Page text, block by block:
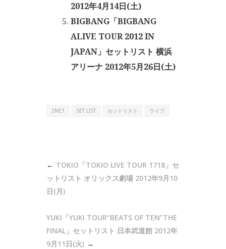
2012年4月14日(土)
BIGBANG「BIGBANG
ALIVE TOUR 2012 IN
JAPAN」セットリスト 横浜
アリーナ 2012年5月26日(土)
2NE1 SET LIST セットリスト ライブ
TOKIO「TOKIO LIVE TOUR 1718」セ
ットリスト オリックス劇場 2012年9月10
日(月)
YUKI「YUKI TOUR“BEATS OF TEN”THE
FINAL」セットリスト 日本武道館 2012年
9月11日(火)